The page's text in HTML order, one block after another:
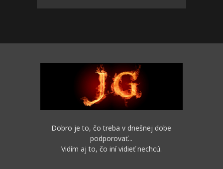
Dobro je to, čo treba v dnešnej dobe
podporovať...
Vidím aj to, čo iní vidieť nechcú.